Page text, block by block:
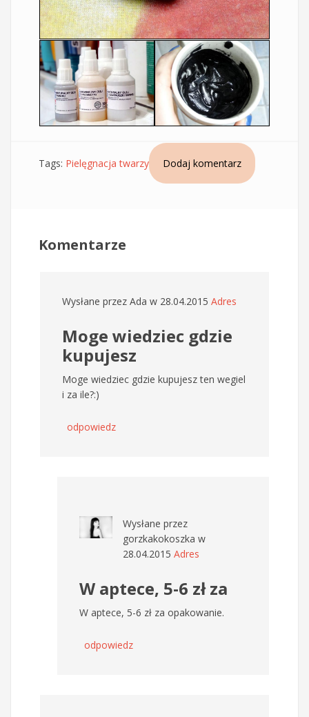
Tags: Pielęgnacja twarzy Dodaj komentarz
Komentarze
Wysłane przez Ada w 28.04.2015 Adres
Moge wiedziec gdzie
kupujesz
Moge wiedziec gdzie kupujesz ten wegiel
i za ile?:)
odpowiedz
Wysłane przez
gorzkakokoszka w
28.04.2015 Adres
W aptece, 5-6 zł za
W aptece, 5-6 zł za opakowanie.
odpowiedz